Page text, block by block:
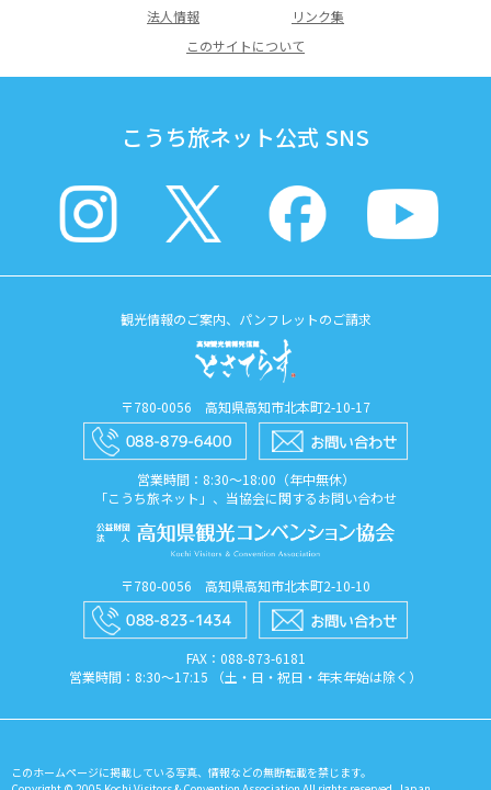
法人情報
リンク集
このサイトについて
こうち旅ネット公式 SNS
観光情報のご案内、パンフレットのご請求
〒780-0056 高知県高知市北本町2-10-17
営業時間：8:30〜18:00（年中無休）
「こうち旅ネット」、当協会に関するお問い合わせ
〒780-0056 高知県高知市北本町2-10-10
FAX：088​-873​-6181
営業時間：8:30〜17:15 （土・日・祝日・年末年始は除く）
このホームページに掲載している写真、情報などの無断転載を禁じます。